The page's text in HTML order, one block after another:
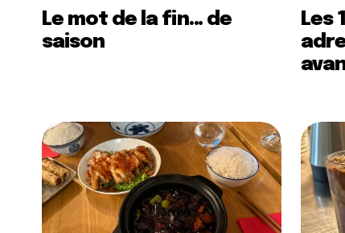
Le mot de la fin… de
saison
Les